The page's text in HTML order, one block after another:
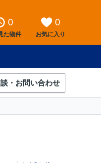
0
た物件
0
お気に入り
・お問い合わせ